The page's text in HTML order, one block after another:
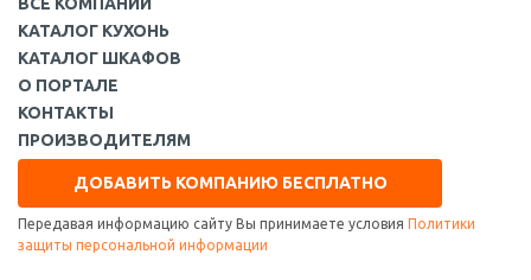
КАТАЛОГ КУХОНЬ
КАТАЛОГ ШКАФОВ
О ПОРТАЛЕ
КОНТАКТЫ
ПРОИЗВОДИТЕЛЯМ
ДОБАВИТЬ КОМПАНИЮ БЕСПЛАТНО
Передавая информацию сайту Вы принимаете условия Политики
защиты персональной информации